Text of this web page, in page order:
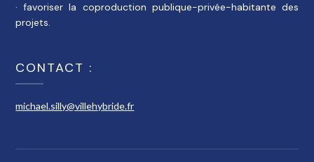
· favoriser la coproduction publique-privée-habitante des
projets.
CONTACT :
michael.silly@villehybride.fr